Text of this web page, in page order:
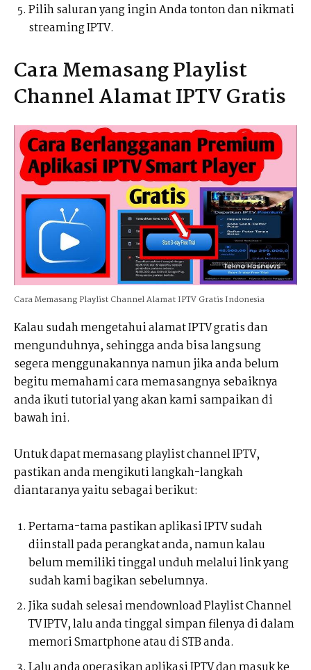
Pilih saluran yang ingin Anda tonton dan nikmati
streaming IPTV.
Cara Memasang Playlist
Channel Alamat IPTV Gratis
Cara Memasang Playlist Channel Alamat IPTV Gratis Indonesia
Kalau sudah mengetahui alamat IPTV gratis dan
mengunduhnya, sehingga anda bisa langsung
segera menggunakannya namun jika anda belum
begitu memahami cara memasangnya sebaiknya
anda ikuti tutorial yang akan kami sampaikan di
bawah ini.
Untuk dapat memasang playlist channel IPTV,
pastikan anda mengikuti langkah-langkah
diantaranya yaitu sebagai berikut:
Pertama-tama pastikan aplikasi IPTV sudah
diinstall pada perangkat anda, namun kalau
belum memiliki tinggal unduh melalui link yang
sudah kami bagikan sebelumnya.
Jika sudah selesai mendownload Playlist Channel
TV IPTV, lalu anda tinggal simpan filenya di dalam
memori Smartphone atau di STB anda.